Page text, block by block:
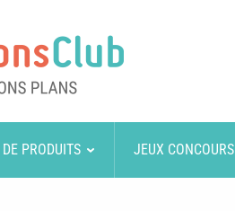
PRODUITS JEUX CONCOURS